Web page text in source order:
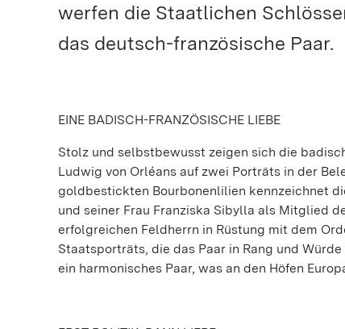
werfen die Staatlichen
das deutsch-französische Paar.
EINE BADISCH-FRANZÖSISCHE LIEBE
Stolz und selbstbewusst zeigen sich die
Ludwig von Orléans auf zwei Porträts in der
goldbestickten Bourbonenlilien kennzeichnet
und seiner Frau Franziska Sibylla als Mitglied
erfolgreichen Feldherrn in Rüstung mit dem
Staatsporträts, die das Paar in Rang und
ein harmonisches Paar, was an den Höfen